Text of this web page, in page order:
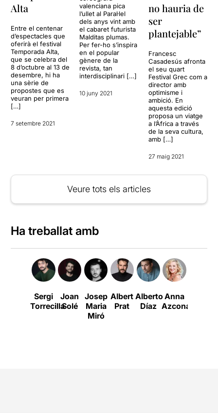
Alta
Entre el centenar
d’espectacles que
oferirà el festival
Temporada Alta,
que se celebra del
8 d’octubre al 13 de
desembre, hi ha
una sèrie de
propostes que es
veuran per primera
[…]
7 setembre 2021
valenciana pica
l’ullet al Paral·lel
dels anys vint amb
el cabaret futurista
Malditas plumas.
Per fer-ho s’inspira
en el popular
gènere de la
revista, tan
interdisciplinari […]
10 juny 2021
no hauria de
ser
plantejable”
Francesc
Casadesús afronta
el seu quart
Festival Grec com a
director amb
optimisme i
ambició. En
aquesta edició
proposa un viatge
a l’Àfrica a través
de la seva cultura,
amb […]
27 maig 2021
Veure tots els articles
Ha treballat amb
Sergi
Torrecilla
Joan
Solé
Josep
Maria
Miró
Albert
Prat
Alberto
Díaz
Anna
Azcona